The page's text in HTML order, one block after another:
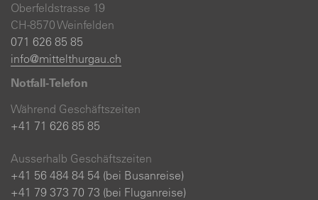
Oberfeldstrasse 19
CH-8570 Weinfelden
071 626 85 85
info@mittelthurgau.ch
Notfall-Telefon
Während Geschäftszeiten
+41 71 626 85 85
Ausserhalb Geschäftszeiten
+41 56 484 84 54 (bei Busanreise)
+41 79 373 70 73 (bei Fluganreise)